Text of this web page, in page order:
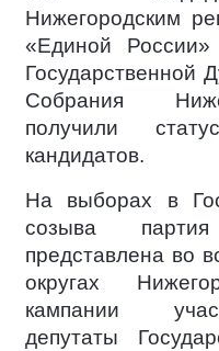
Нижегородским
«Единой
Государственной
Собрания
получили
кандидатов.
На выборах в
созыва
представлена во
округах
кампании
депутаты